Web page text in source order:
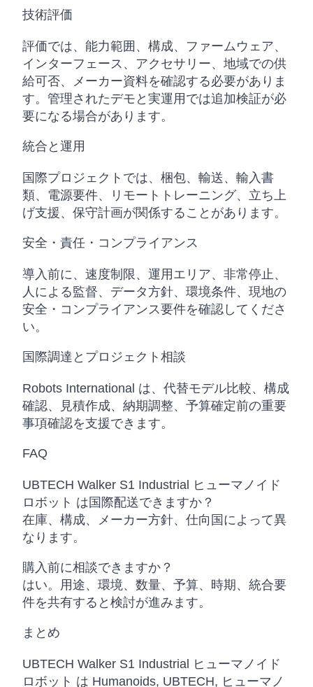
技術評価
評価では、能力範囲、構成、ファームウェア、
インターフェース、アクセサリー、地域での供
給可否、メーカー資料を確認する必要がありま
す。管理されたデモと実運用では追加検証が必
要になる場合があります。
統合と運用
国際プロジェクトでは、梱包、輸送、輸入書
類、電源要件、リモートトレーニング、立ち上
げ支援、保守計画が関係することがあります。
安全・責任・コンプライアンス
導入前に、速度制限、運用エリア、非常停止、
人による監督、データ方針、環境条件、現地の
安全・コンプライアンス要件を確認してくださ
い。
国際調達とプロジェクト相談
Robots International は、代替モデル比較、構成
確認、見積作成、納期調整、予算確定前の重要
事項確認を支援できます。
FAQ
UBTECH Walker S1 Industrial ヒューマノイド
ロボット は国際配送できますか？
在庫、構成、メーカー方針、仕向国によって異
なります。
購入前に相談できますか？
はい。用途、環境、数量、予算、時期、統合要
件を共有すると検討が進みます。
まとめ
UBTECH Walker S1 Industrial ヒューマノイド
ロボット は Humanoids, UBTECH, ヒューマノ